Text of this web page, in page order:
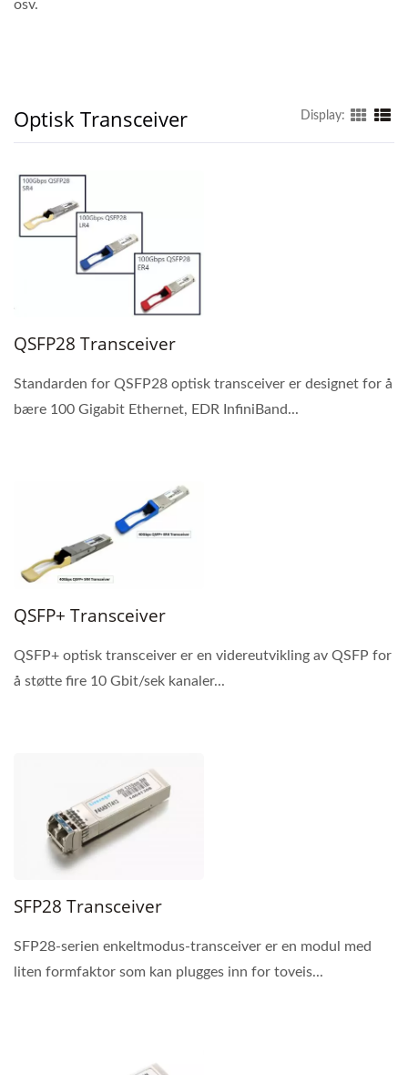
osv.
Optisk Transceiver Display:
QSFP28 Transceiver
Standarden for QSFP28 optisk transceiver er designet for å
bære 100 Gigabit Ethernet, EDR InfiniBand...
QSFP+ Transceiver
QSFP+ optisk transceiver er en videreutvikling av QSFP for
å støtte fire 10 Gbit/sek kanaler...
SFP28 Transceiver
SFP28-serien enkeltmodus-transceiver er en modul med
liten formfaktor som kan plugges inn for toveis...